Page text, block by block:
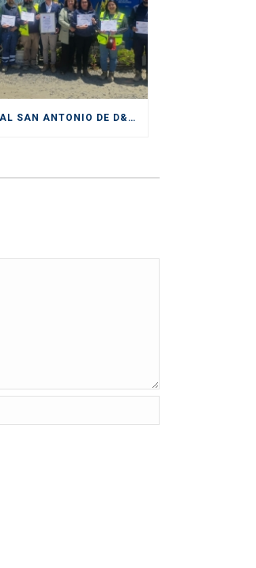
TERMINAL SAN ANTONIO DE D&C RECIBE IMPORTANTE CERTIFICACIÓN DE SENDA COMO “ESPACIO PREVENTIVO”